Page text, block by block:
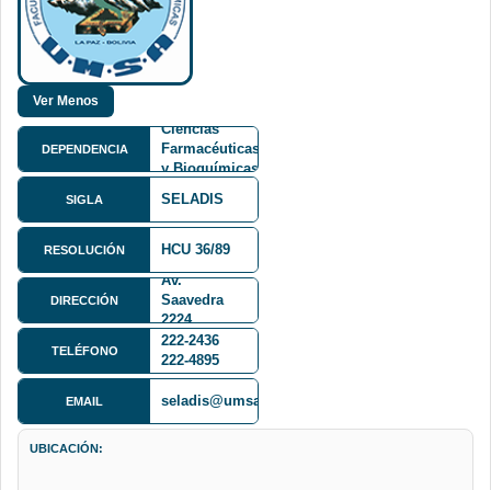
DEPENDENCIA
Ciencias
Farmacéuticas
y Bioquímicas
SIGLA SELADIS
RESOLUCIÓN HCU 36/89
DIRECCIÓN
Av.
Saavedra
2224
TELÉFONO
222-2436
222-4895
EMAIL seladis@umsa.bo
UBICACIÓN: